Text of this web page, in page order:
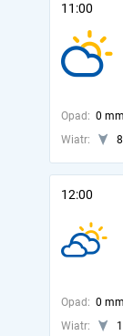
11:00
Opad: 0 mm
Wiatr:
12:00
Opad: 0 mm
Wiatr: